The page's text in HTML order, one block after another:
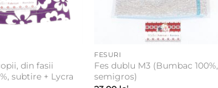
din fasii
subtire + Lycra
FESURI
Fes dublu M3 (Bumbac 100%,
semigros)